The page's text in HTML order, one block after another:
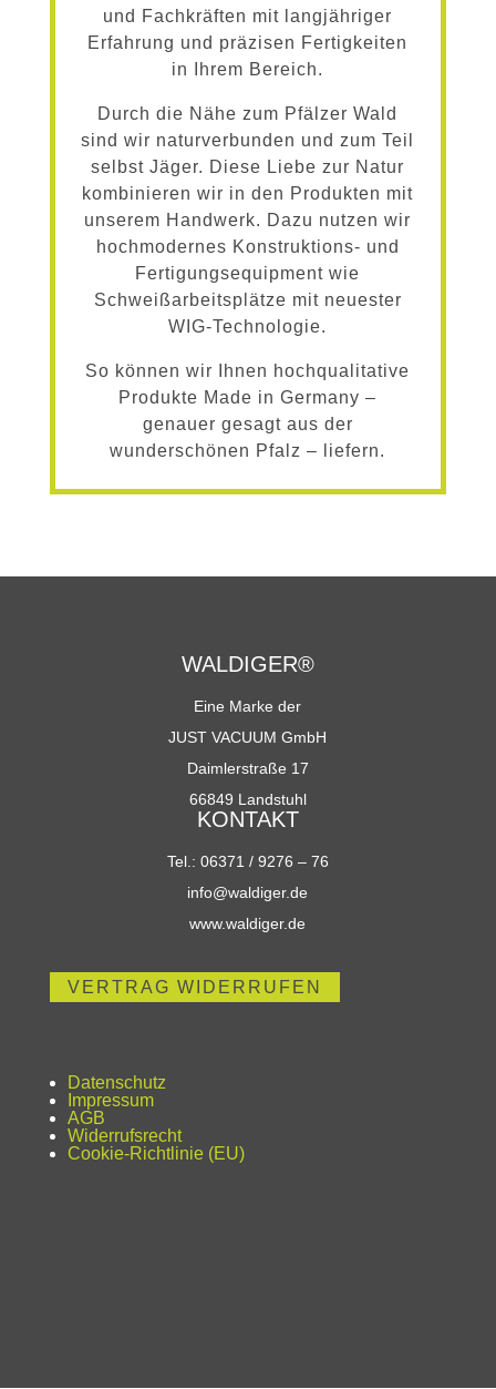
und Fachkräften mit langjähriger
Erfahrung und präzisen Fertigkeiten
in Ihrem Bereich.
Durch die Nähe zum Pfälzer Wald
sind wir naturverbunden und zum Teil
selbst Jäger. Diese Liebe zur Natur
kombinieren wir in den Produkten mit
unserem Handwerk. Dazu nutzen wir
hochmodernes Konstruktions- und
Fertigungsequipment wie
Schweißarbeitsplätze mit neuester
WIG-Technologie.
So können wir Ihnen hochqualitative
Produkte Made in Germany –
genauer gesagt aus der
wunderschönen Pfalz – liefern.
WALDIGER®
Eine Marke der
JUST VACUUM GmbH
Daimlerstraße 17
66849 Landstuhl
KONTAKT
Tel.: 06371 / 9276 – 76
info@waldiger.de
www.waldiger.de
VERTRAG WIDERRUFEN
Datenschutz
Impressum
AGB
Widerrufsrecht
Cookie-Richtlinie (EU)